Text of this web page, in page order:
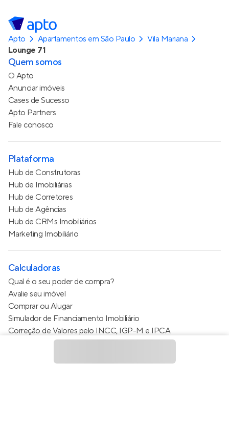
Apto Apartamentos em São Paulo
Vila Mariana
Lounge 71
Quem somos
O Apto
Anunciar imóveis
Cases de Sucesso
Apto Partners
Fale conosco
Plataforma
Hub de Construtoras
Hub de Imobiliárias
Hub de Corretores
Hub de Agências
Hub de CRMs Imobiliários
Marketing Imobiliário
Calculadoras
Qual é o seu poder de compra?
Avalie seu imóvel
Comprar ou Alugar
Simulador de Financiamento Imobiliário
Correção de Valores pelo INCC, IGP-M e IPCA
Estimativa de valor do condomínio